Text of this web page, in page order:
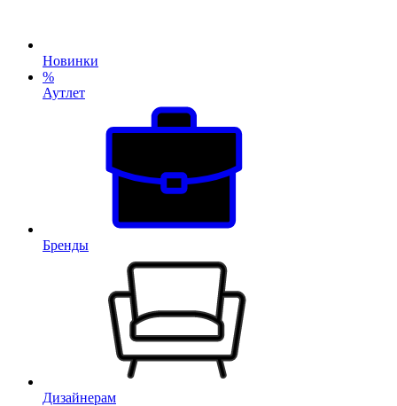
Новинки
%
Аутлет
Бренды
Дизайнерам